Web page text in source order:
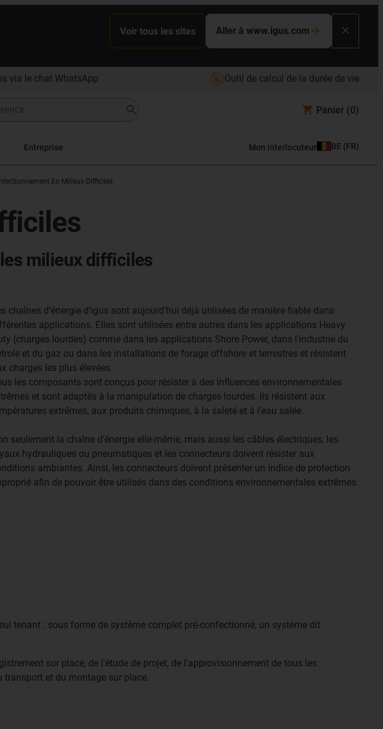
Voir tous les sites Aller à www.igus.com
via le chat WhatsApp Outil de calcul de la durée de vie
Panier (0)
Entreprise Mon interlocuteur BE (FR)
En Milieux Difficiles
milieux difficiles
chaînes d'énergie d'igus sont aujourd'hui déjà utilisées de manière fiable dans
applications. Elles sont utilisées entre autres dans les applications Heavy
(charges lourdes) comme dans les applications Shore Power, dans l'industrie du
et du gaz ou dans les installations de forage offshore et terrestres et résistent
charges les plus élevées.
les composants sont conçus pour résister à des influences environnementales
et sont adaptés à la manipulation de charges lourdes. Ils résistent aux
extrêmes, aux produits chimiques, à la saleté et à l'eau salée.
seulement la chaîne d'énergie elle-même, mais aussi les câbles électriques, les
hydrauliques ou pneumatiques et les connecteurs doivent résister aux
ambiantes. Ainsi, les connecteurs doivent présenter un indice de protection
afin de pouvoir être utilisés dans des conditions environnementales extrêmes.
tenant : sous forme de système complet pré-confectionné, un système dit
sur place, de l'étude de projet, de l'approvisionnement de tous les
et du montage sur place.